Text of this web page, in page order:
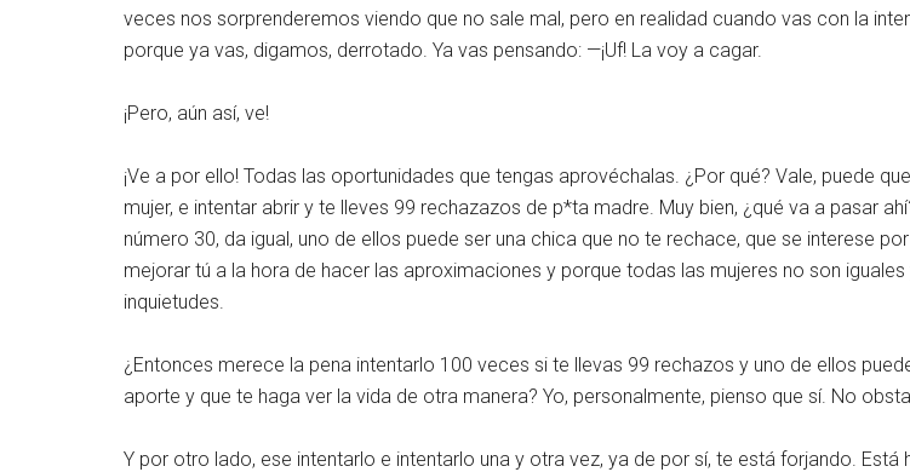
veces nos sorprenderemos viendo que no sale mal, pero en realidad cuando vas con la
porque ya vas, digamos, derrotado. Ya vas pensando: —¡Uf! La voy a cagar.
¡Pero, aún así, ve!
¡Ve a por ello! Todas las oportunidades que tengas aprovéchalas. ¿Por qué? Vale, puede
mujer, e intentar abrir y te lleves 99 rechazazos de p*ta madre. Muy bien, ¿qué va a pasar
número 30, da igual, uno de ellos puede ser una chica que no te rechace, que se interese
mejorar tú a la hora de hacer las aproximaciones y porque todas las mujeres no son
inquietudes.
¿Entonces merece la pena intentarlo 100 veces si te llevas 99 rechazos y uno de ellos
aporte y que te haga ver la vida de otra manera? Yo, personalmente, pienso que sí. No
Y por otro lado, ese intentarlo e intentarlo una y otra vez, ya de por sí, te está forjando.